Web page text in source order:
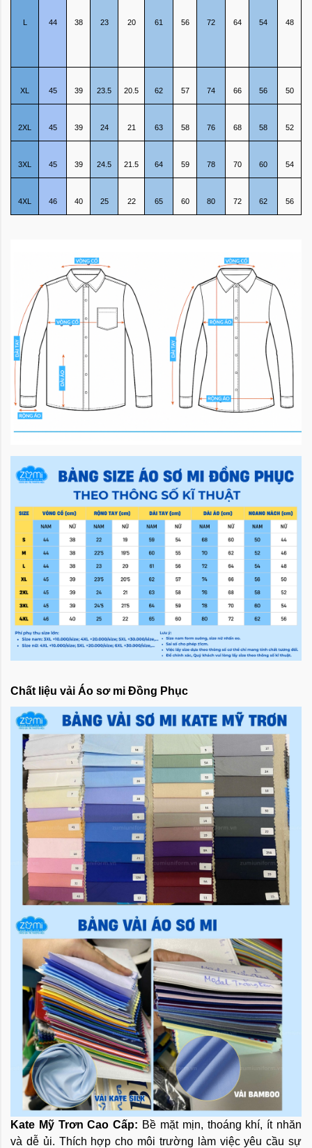
L 44 38 23 20 61 56 72 64 54 48
XL 45 39 23.5 20.5 62 57 74 66 56 50
2XL 45 39 24 21 63 58 76 68 58 52
3XL 45 39 24.5 21.5 64 59 78 70 60 54
4XL 46 40 25 22 65 60 80 72 62 56
Chất liệu vải Áo sơ mi Đồng Phục
Kate Mỹ Trơn Cao Cấp: Bề mặt mịn, thoáng khí, ít nhăn
và dễ ủi. Thích hợp cho môi trường làm việc yêu cầu sự